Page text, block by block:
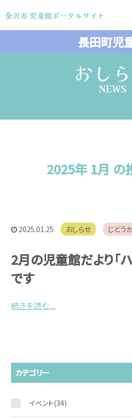
金沢市 児童館ポータルサイト
金沢市 児童館ポータルサイト
おし
NEWS
2025年 1月 の
2025.01.25 おしらせ じどう
2月の児童館だより「
です
続きを読む...
カテゴリー
イベント(34)
長田町児